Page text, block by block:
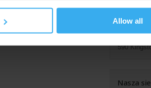
Allow all
Kraków
590
Nasza